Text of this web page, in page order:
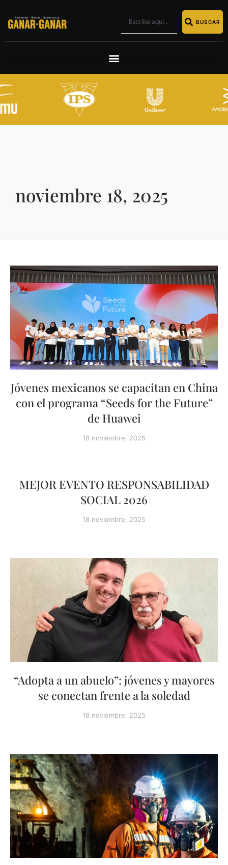
BUSCAR
noviembre 18, 2025
Jóvenes mexicanos se capacitan en China
con el programa “Seeds for the Future”
de Huawei
18 noviembre, 2025
MEJOR EVENTO RESPONSABILIDAD
SOCIAL 2026
18 noviembre, 2025
“Adopta a un abuelo”: jóvenes y mayores
se conectan frente a la soledad
18 noviembre, 2025